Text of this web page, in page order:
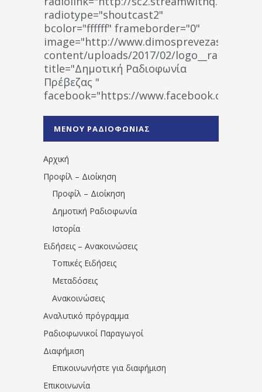
radiotype="shoutcast2"
bcolor="ffffff" frameborder="0"
image="http://www.dimosprevezas.gr/wp-
content/uploads/2017/02/
title="Δημοτική Ραδιοφωνία
Πρέβεζας "
facebook="https://www.facebook.com/
1531194763766854/" artist="" ]
ΜΕΝΟΥ ΡΑΔΙΟΦΩΝΙΑΣ
Αρχική
Προφίλ – Διοίκηση
Προφίλ – Διοίκηση
Δημοτική Ραδιοφωνία
Ιστορία
Ειδήσεις – Ανακοινώσεις
Τοπικές Ειδήσεις
Μεταδόσεις
Ανακοινώσεις
Αναλυτικό πρόγραμμα
Ραδιοφωνικοί Παραγωγοί
Διαφήμιση
Επικοινωνήστε για διαφήμιση
Επικοινωνία